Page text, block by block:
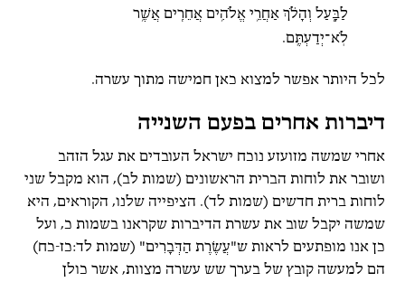
לַבָּ֑עַל וְהָלֹ֗ךְ אַחֲרֵ֛י אֱלֹהִ֥ים אֲחֵרִ֖ים אֲשֶׁ֥ר
לֹֽא־יְדַעְתֶּֽם.
לכל היותר אפשר למצוא כאן חמישה מתוך עשרה.
דיברות אחרים בפעם השנייה
אחרי שמשה מזועזע נוכח ישראל העובדים את עגל הזהב
ושובר את לוחות הברית הראשונים (שמות לב), הוא מקבל שני
לוחות ברית חדשים (שמות לד). הציפייה שלנו, הקוראים, היא
שמשה יקבל שוב את עשרת הדיברות שקראנו בשמות כ, ועל
כן אנו מופתעים לראות ש"עֲשֶׂרֶת הַדְּבָרִים" (שמות לד:כז-כח)
הם למעשה קובץ של בערך שש עשרה מצוות, אשר כולן